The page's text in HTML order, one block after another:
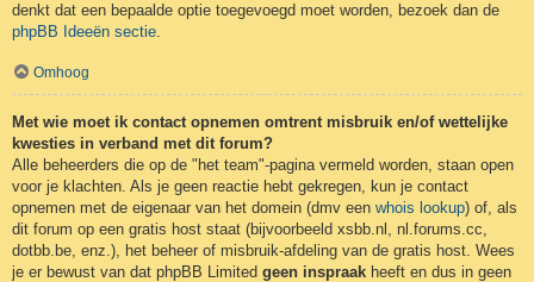
denkt dat een bepaalde optie toegevoegd moet worden, bezoek dan de
phpBB Ideeën sectie.
Omhoog
Met wie moet ik contact opnemen omtrent misbruik en/of wettelijke
kwesties in verband met dit forum?
Alle beheerders die op de "het team"-pagina vermeld worden, staan open
voor je klachten. Als je geen reactie hebt gekregen, kun je contact
opnemen met de eigenaar van het domein (dmv een whois lookup) of, als
dit forum op een gratis host staat (bijvoorbeeld xsbb.nl, nl.forums.cc,
dotbb.be, enz.), het beheer of misbruik-afdeling van de gratis host. Wees
je er bewust van dat phpBB Limited geen inspraak heeft en dus in geen